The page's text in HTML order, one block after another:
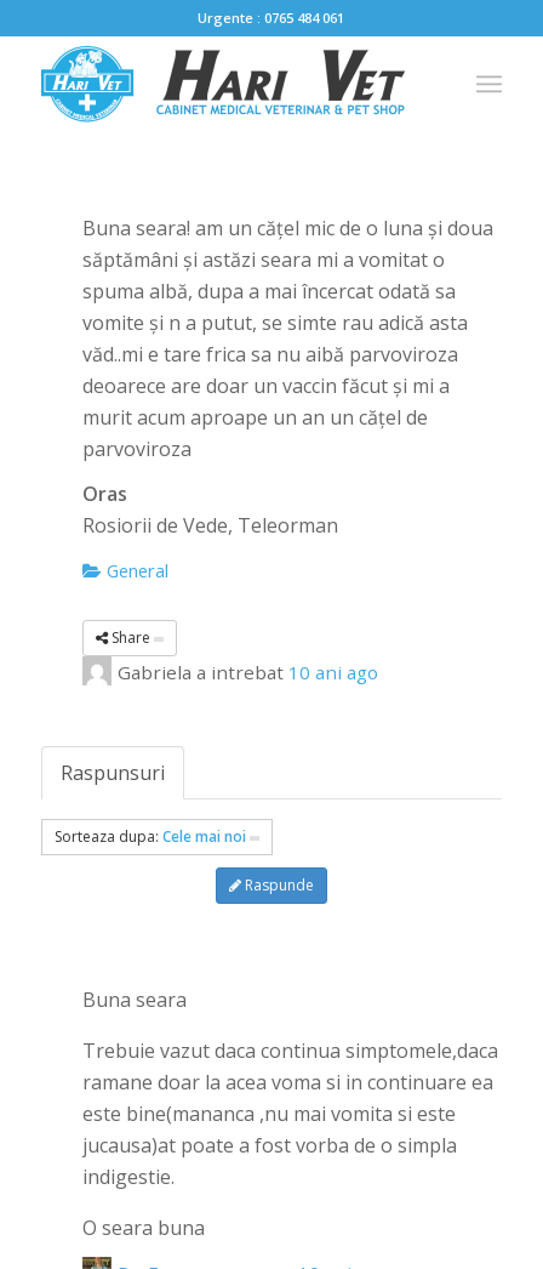
Urgente : 0765 484 061
Buna seara! am un cățel mic de o luna și doua
săptămâni și astăzi seara mi a vomitat o
spuma albă, dupa a mai încercat odată sa
vomite și n a putut, se simte rau adică asta
văd..mi e tare frica sa nu aibă parvoviroza
deoarece are doar un vaccin făcut și mi a
murit acum aproape un an un cățel de
parvoviroza
Oras
Rosiorii de Vede, Teleorman
General
Share
Gabriela a intrebat 10 ani ago
Raspunsuri
Sorteaza dupa: Cele mai noi
Raspunde
Buna seara
Trebuie vazut daca continua simptomele,daca
ramane doar la acea voma si in continuare ea
este bine(mananca ,nu mai vomita si este
jucausa)at poate a fost vorba de o simpla
indigestie.
O seara buna